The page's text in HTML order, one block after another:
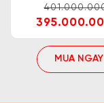
MUA NGAY